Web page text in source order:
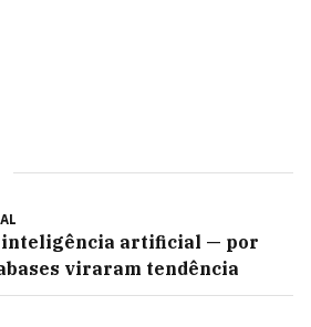
inteligência artificial — por
viraram tendência